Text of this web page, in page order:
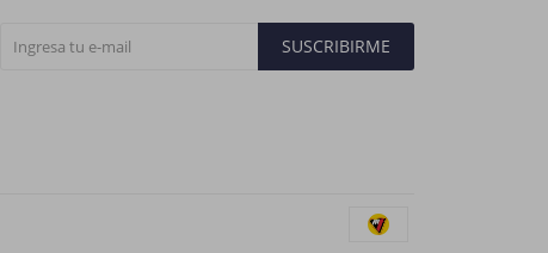
SUSCRIBIRME